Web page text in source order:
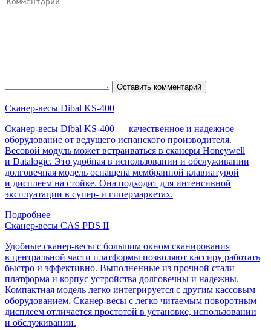
Оставить комментарий
Сканер-весы Dibal KS-400
Сканер-весы Dibal KS-400 — качественное и надежное
оборудование от ведущего испанского производителя.
Весовой модуль может встраиваться в сканеры Honeywell
и Datalogic. Это удобная в использовании и обслуживании
долговечная модель оснащена мембранной клавиатурой
и дисплеем на стойке. Она подходит для интенсивной
эксплуатации в супер- и гипермаркетах.
Подробнее
Сканер-весы CAS PDS II
Удобные сканер-весы с большим окном сканирования
в центральной части платформы позволяют кассиру работать
быстро и эффективно. Выполненные из прочной стали
платформа и корпус устройства долговечны и надежны.
Компактная модель легко интегрируется с другим кассовым
оборудованием. Сканер-весы с легко читаемым поворотным
дисплеем отличается простотой в установке, использовании
и обслуживании.